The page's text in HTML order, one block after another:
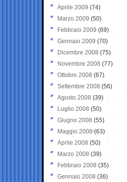
Aprile 2009 (74)
Marzo 2009 (50)
Febbraio 2009 (69)
Gennaio 2009 (70)
Dicembre 2008 (75)
Novembre 2008 (77)
Ottobre 2008 (67)
Settembre 2008 (56)
Agosto 2008 (39)
Luglio 2008 (50)
Giugno 2008 (55)
Maggio 2008(63)
Aprile 2008 (50)
Marzo 2008 (39)
Febbraio 2008 (35)
Gennaio 2008 (36)